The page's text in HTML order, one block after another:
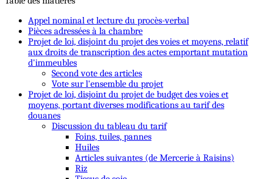
Appel nominal et lecture du procès-verbal
Pièces adressées à la chambre
Projet de loi, disjoint du projet des voies et moyens, relatif
aux droits de transcription des actes emportant mutation
d'immeubles
Second vote des articles
Vote sur l'ensemble du projet
Projet de loi, disjoint du projet de budget des voies et
moyens, portant diverses modifications au tarif des
douanes
Discussion du tableau du tarif
Foins, tuiles, pannes
Huiles
Articles suivantes (de Mercerie à Raisins)
Riz